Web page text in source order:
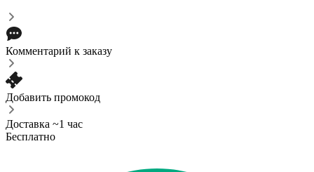
Комментарий к заказу
Добавить промокод
Доставка ~1 час
Бесплатно